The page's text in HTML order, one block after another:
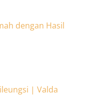
dengan Hasil
| Valda